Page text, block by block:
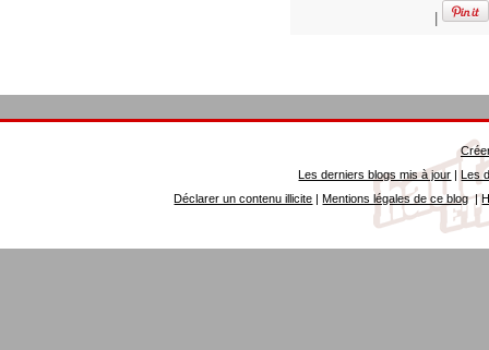
Les derniers blogs mis à jour |Les
Déclarer un contenu illicite |Mentions légales de ce blog|